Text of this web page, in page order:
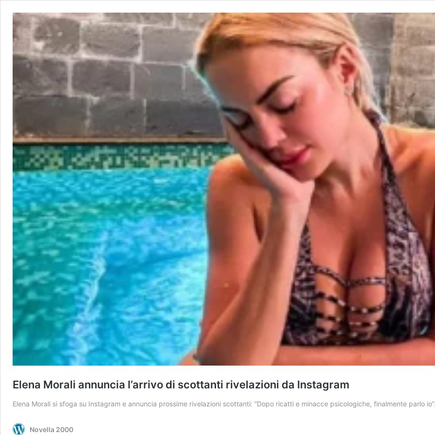
Elena Morali annuncia l’arrivo di scottanti rivelazioni da Instagram
Elena Morali si sfoga su Instagram e annuncia prossime rivelazioni scottanti: “Dopo ricatti e minacce psicologiche, finalmente parlo
Novella 2000